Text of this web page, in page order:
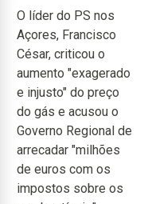
O líder do PS nos
Açores, Francisco
César, criticou o
aumento "exagerado
e injusto" do preço
do gás e acusou o
Governo Regional de
arrecadar "milhões
de euros com os
impostos sobre os